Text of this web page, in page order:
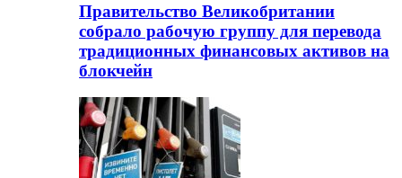
Правительство Великобритании
собрало рабочую группу для перевода
традиционных финансовых активов на
блокчейн